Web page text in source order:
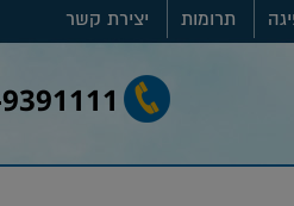
תרומות יצירת קשר